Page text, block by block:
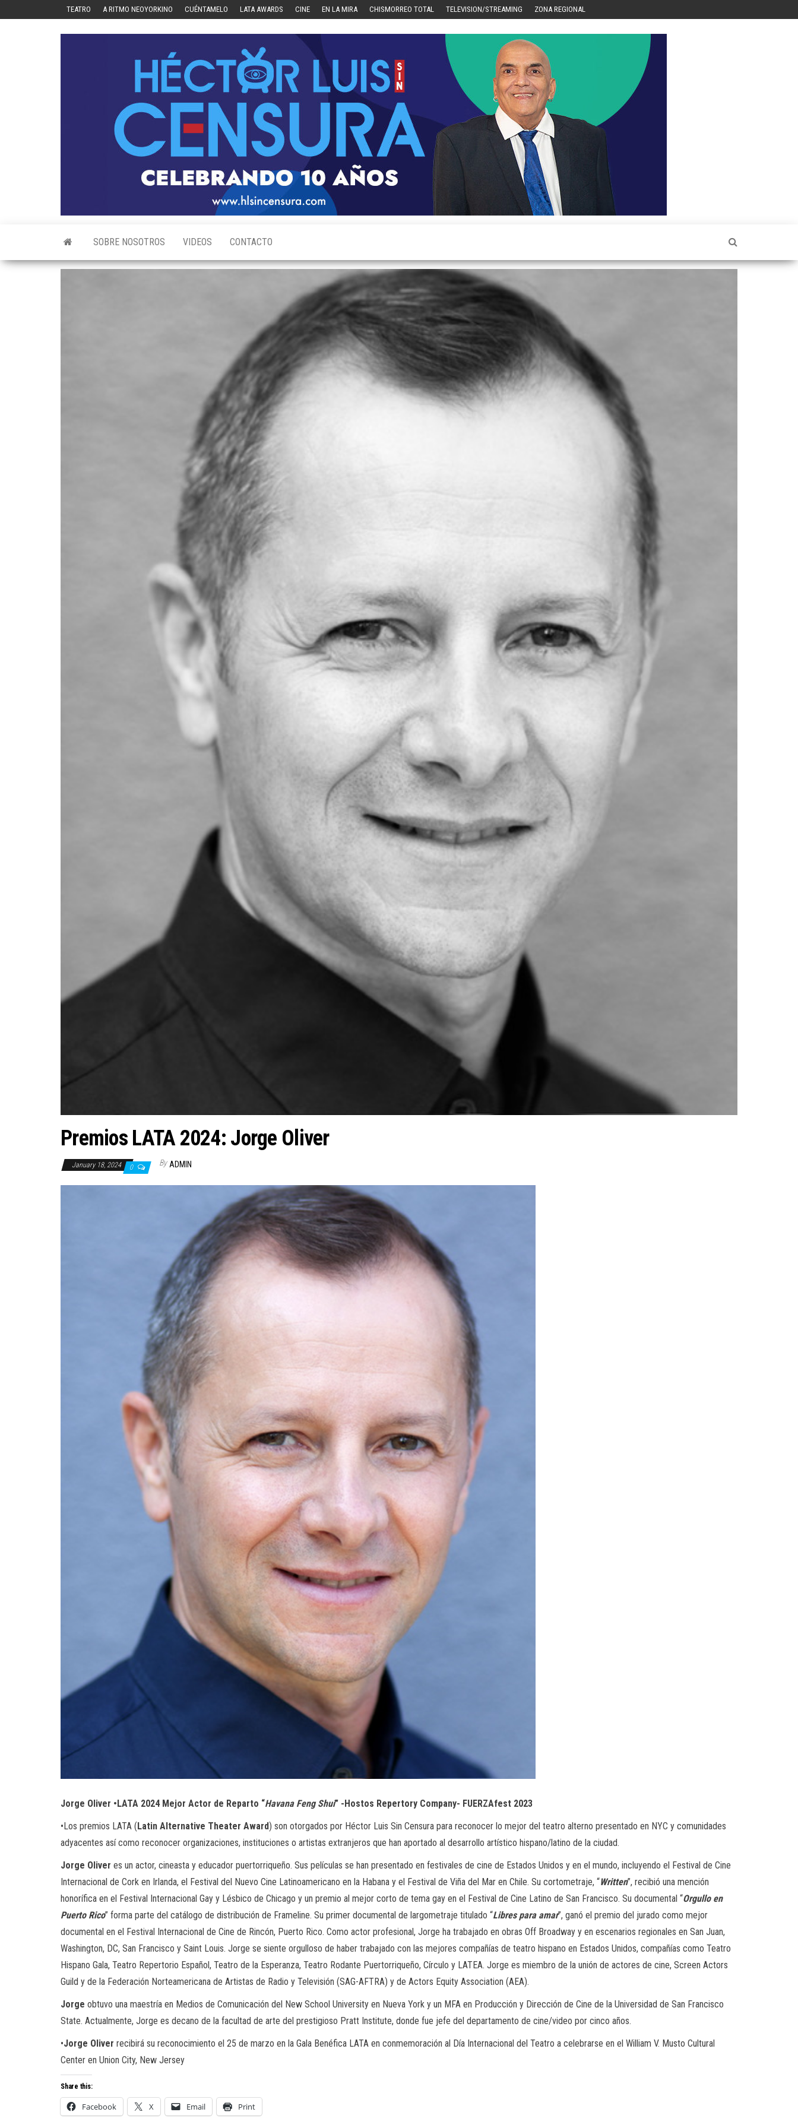
TEATRO A RITMO NEOYORKINO CUÉNTAMELO LATA AWARDS CINE EN LA MIRA CHISMORREO TOTAL TELEVISION/STREAMING ZONA REGIONAL
SOBRE NOSOTROS VIDEOS CONTACTO
Premios LATA 2024: Jorge Oliver
January 18, 2024 0 By ADMIN
Jorge Oliver •LATA 2024 Mejor Actor de Reparto “Havana Feng Shui” -Hostos Repertory Company- FUERZAfest 2023
•Los premios LATA (Latin Alternative Theater Award) son otorgados por Héctor Luis Sin Censura para reconocer lo mejor del teatro alterno presentado en NYC y comunidades
adyacentes así como reconocer organizaciones, instituciones o artistas extranjeros que han aportado al desarrollo artístico hispano/latino de la ciudad.
Jorge Oliver es un actor, cineasta y educador puertorriqueño. Sus películas se han presentado en festivales de cine de Estados Unidos y en el mundo, incluyendo el Festival de Cine
Internacional de Cork en Irlanda, el Festival del Nuevo Cine Latinoamericano en la Habana y el Festival de Viña del Mar en Chile. Su cortometraje, “Written”, recibió una mención
honorífica en el Festival Internacional Gay y Lésbico de Chicago y un premio al mejor corto de tema gay en el Festival de Cine Latino de San Francisco. Su documental “Orgullo en
Puerto Rico” forma parte del catálogo de distribución de Frameline. Su primer documental de largometraje titulado “Libres para amar”, ganó el premio del jurado como mejor
documental en el Festival Internacional de Cine de Rincón, Puerto Rico. Como actor profesional, Jorge ha trabajado en obras Off Broadway y en escenarios regionales en San Juan,
Washington, DC, San Francisco y Saint Louis. Jorge se siente orgulloso de haber trabajado con las mejores compañías de teatro hispano en Estados Unidos, compañías como Teatro
Hispano Gala, Teatro Repertorio Español, Teatro de la Esperanza, Teatro Rodante Puertorriqueño, Círculo y LATEA. Jorge es miembro de la unión de actores de cine, Screen Actors
Guild y de la Federación Norteamericana de Artistas de Radio y Televisión (SAG-AFTRA) y de Actors Equity Association (AEA).
Jorge obtuvo una maestría en Medios de Comunicación del New School University en Nueva York y un MFA en Producción y Dirección de Cine de la Universidad de San Francisco
State. Actualmente, Jorge es decano de la facultad de arte del prestigioso Pratt Institute, donde fue jefe del departamento de cine/video por cinco años.
•Jorge Oliver recibirá su reconocimiento el 25 de marzo en la Gala Benéfica LATA en conmemoración al Día Internacional del Teatro a celebrarse en el William V. Musto Cultural
Center en Union City, New Jersey
Share this:
Facebook X Email Print